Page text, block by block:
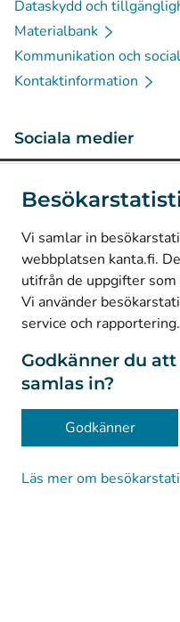
Vi samlar in
webbplatsen kanta.fi.
utifrån de uppgifter som
Vi använder
service och rapportering.
Godkänner du
samlas in?
Godkänner
Läs mer om
Dataskydd och
Materialbank
Kommunikation och
Kontaktinformation
Sociala medier
LinkedIn(Avautuu
Facebook
Avautuu
© Kanta-Palvelut,
Dataskydd
Om webbplatsen
Tillgänglighet
Kakor